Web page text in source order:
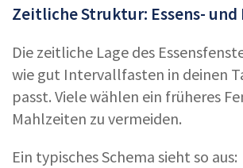
Zeitliche Struktur: Essens-
Die zeitliche Lage des
wie gut Intervallfasten in deinen
passt. Viele wählen ein früheres
Mahlzeiten zu vermeiden.
Ein typisches Schema sieht so aus: